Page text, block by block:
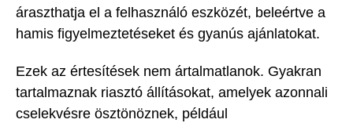
áraszthatja el a felhasználó eszközét, beleértve a
hamis figyelmeztetéseket és gyanús ajánlatokat.
Ezek az értesítések nem ártalmatlanok. Gyakran
tartalmaznak riasztó állításokat, amelyek azonnali
cselekvésre ösztönöznek, például